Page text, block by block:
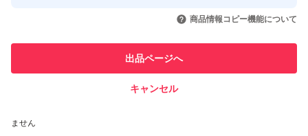
引を完了させた実績があります
での取引実績があります
ません
商品情報コピー機能について
出品ページへ
キャンセル